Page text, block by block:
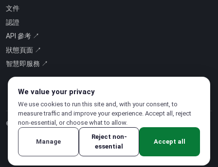
文件
認證
API 參考 ↗
狀態頁面 ↗
智慧即服務 ↗
© 2026 CloudSigma Holding AG.版權所有.
隱私權政策·服務條款
We value your privacy
We use cookies to run this site and, with your consent, to
measure traffic and improve your experience. Accept all, reject
non-essential, or choose what to allow.
Manage
Reject non-
essential
Accept all